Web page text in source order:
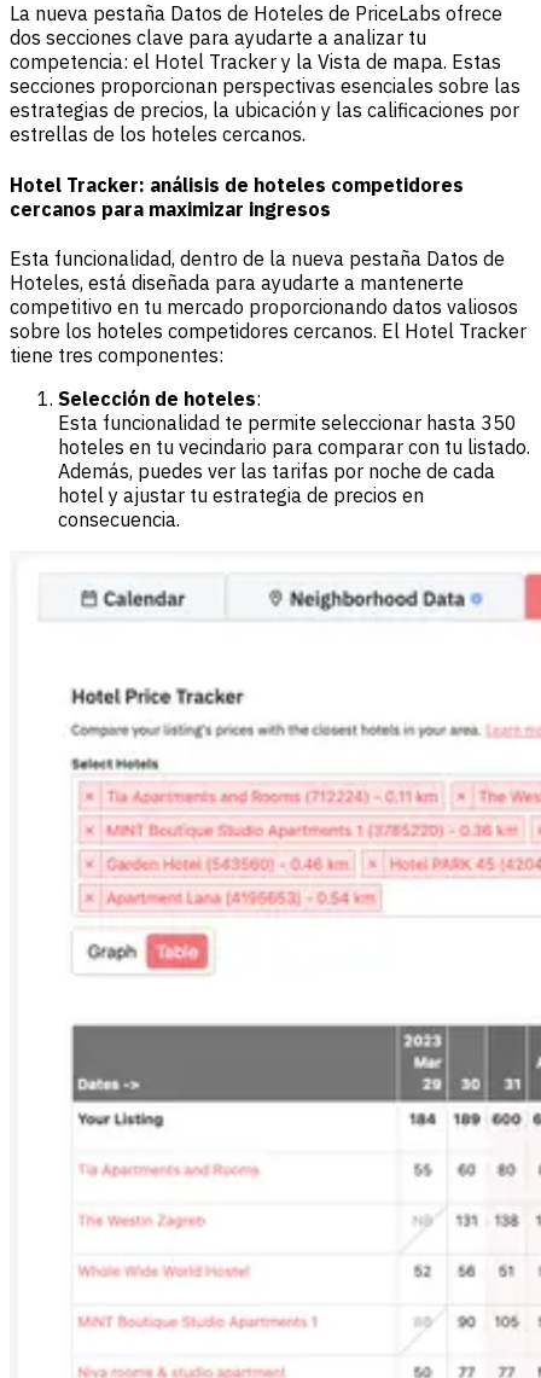
La nueva pestaña Datos de Hoteles de PriceLabs ofrece
dos secciones clave para ayudarte a analizar tu
competencia: el Hotel Tracker y la Vista de mapa. Estas
secciones proporcionan perspectivas esenciales sobre las
estrategias de precios, la ubicación y las calificaciones por
estrellas de los hoteles cercanos.
Hotel Tracker: análisis de hoteles competidores
cercanos para maximizar ingresos
Esta funcionalidad, dentro de la nueva pestaña Datos de
Hoteles, está diseñada para ayudarte a mantenerte
competitivo en tu mercado proporcionando datos valiosos
sobre los hoteles competidores cercanos. El Hotel Tracker
tiene tres componentes:
Selección de hoteles:
Esta funcionalidad te permite seleccionar hasta 350
hoteles en tu vecindario para comparar con tu listado.
Además, puedes ver las tarifas por noche de cada
hotel y ajustar tu estrategia de precios en
consecuencia.